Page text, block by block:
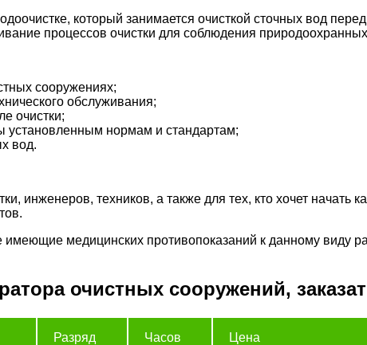
который занимается очисткой сточных вод
процессов очистки для соблюдения
сооружениях;
обслуживания;
очистки;
установленным нормам и стандартам;
вод.
инженеров, техников, а также для тех, кто хочет начать
медицинских противопоказаний к данному виду
очистных сооружений,
Разряд Часов Цена